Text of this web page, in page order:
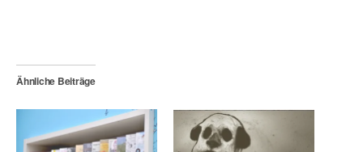
Ähnliche Beiträge